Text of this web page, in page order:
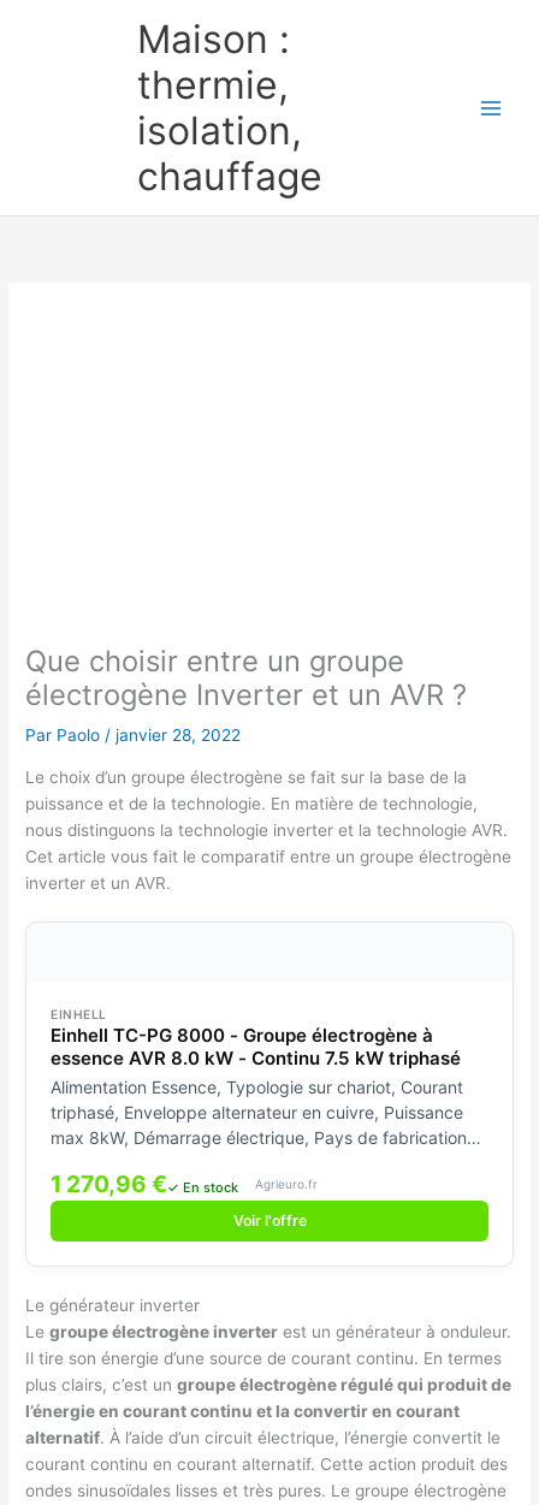
Maison :
thermie,
isolation,
chauffage
Que choisir entre un groupe
électrogène Inverter et un AVR ?
Par Paolo /janvier 28, 2022
Le choix d’un groupe électrogène se fait sur la base de la
puissance et de la technologie. En matière de technologie,
nous distinguons la technologie inverter et la technologie AVR.
Cet article vous fait le comparatif entre un groupe électrogène
inverter et un AVR.
EINHELL
Einhell TC-PG 8000 - Groupe électrogène à
essence AVR 8.0 kW - Continu 7.5 kW triphasé
Alimentation Essence, Typologie sur chariot, Courant
triphasé, Enveloppe alternateur en cuivre, Puissance
max 8kW, Démarrage électrique, Pays de fabrication
effective monophasée 3.3kW, , Marque du moteur
Autres marques, Cylindrée 459cm³, Puissance
nominale 12.2HP, Insonorisé non, Système de
décompression Automatique, Système AVR, Chariot
non, Système inverter non
1 270,96 €✓ En stock Agrieuro.fr
Voir l'offre
Le générateur inverter
Legroupe électrogène inverter est un générateur à onduleur.
Il tire son énergie d’une source de courant continu. En termes
plus clairs, c’est ungroupe électrogène régulé qui produit de
l’énergie en courant continu et la convertir en courant
alternatif. À l’aide d’un circuit électrique, l’énergie convertit le
courant continu en courant alternatif. Cette action produit des
ondes sinusoïdales lisses et très pures. Le groupe électrogène